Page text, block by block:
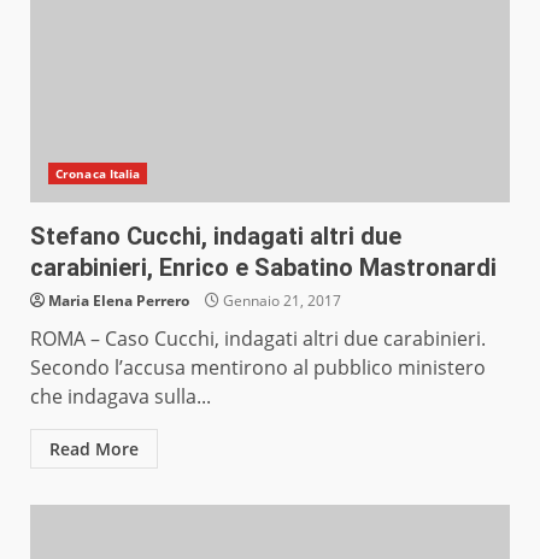
Cronaca Italia
Stefano Cucchi, indagati altri due
carabinieri, Enrico e Sabatino Mastronardi
Maria Elena Perrero Gennaio 21, 2017
ROMA – Caso Cucchi, indagati altri due carabinieri.
Secondo l’accusa mentirono al pubblico ministero
che indagava sulla...
Read More